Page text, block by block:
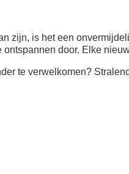
zijn, is het een
door. Elke
te verwelkomen?